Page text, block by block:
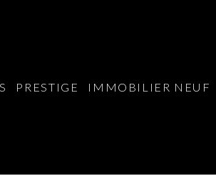
PRESTIGE IMMOBILIER NEUF